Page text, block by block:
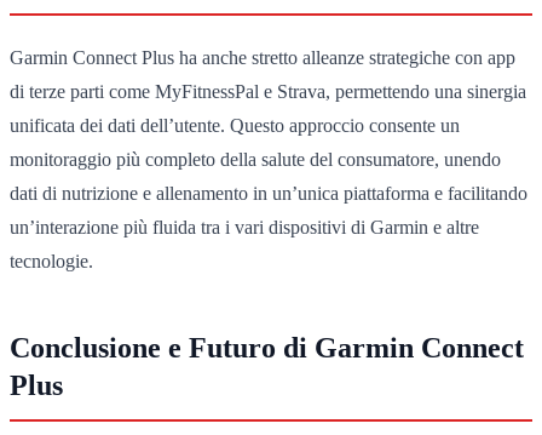
Garmin Connect Plus ha anche stretto alleanze strategiche con app
di terze parti come MyFitnessPal e Strava, permettendo una sinergia
unificata dei dati dell’utente. Questo approccio consente un
monitoraggio più completo della salute del consumatore, unendo
dati di nutrizione e allenamento in un’unica piattaforma e facilitando
un’interazione più fluida tra i vari dispositivi di Garmin e altre
tecnologie.
Conclusione e Futuro di Garmin Connect
Plus